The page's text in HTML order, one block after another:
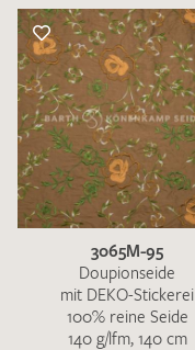
3065M-95
Doupionseide
mit DEKO-Stickerei
100% reine Seide
140 g/lfm, 140 cm